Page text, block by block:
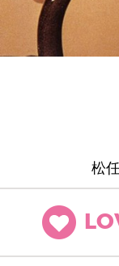
松